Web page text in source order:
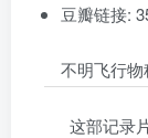
豆瓣链接:
不明飞行
这部记录